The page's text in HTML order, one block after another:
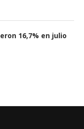
16,7% en julio